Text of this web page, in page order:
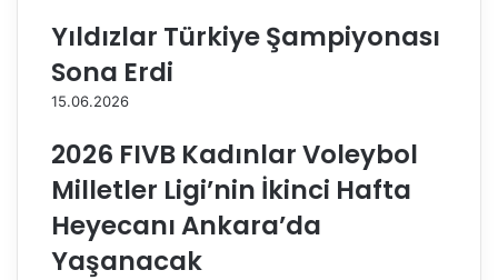
'
ı
3
2
e
n
i
i
Yıldızlar Türkiye Şampiyonası
Sona Erdi
15.06.2026
2026 FIVB Kadınlar Voleybol
Milletler Ligi’nin İkinci Hafta
Heyecanı Ankara’da
Yaşanacak